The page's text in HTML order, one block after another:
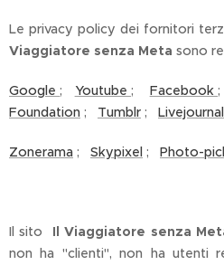
Le privacy policy dei fornitori
Viaggiatore senza Meta sono
Google; Youtube; Facebook
Foundation ; Tumblr ; Livejournal
Zonerama ; Skypixel ; Photo-
Il sito Il Viaggiatore senza
non ha "clienti", non ha utenti